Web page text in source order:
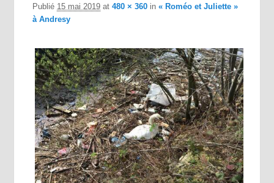
Publié 15 mai 2019 at480 × 360 in« Roméo et Juliette »
à Andresy